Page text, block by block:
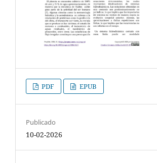
PDF EPUB
Publicado
10-02-2026